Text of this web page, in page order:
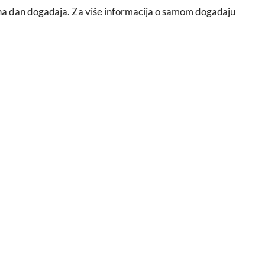
dan događaja. Za više informacija o samom događaju